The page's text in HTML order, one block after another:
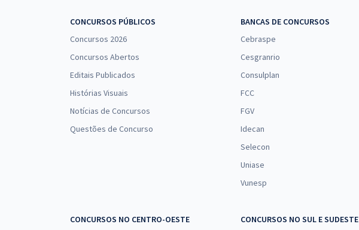
CONCURSOS PÚBLICOS
Concursos 2026
Concursos Abertos
Editais Publicados
Histórias Visuais
Notícias de Concursos
Questões de Concurso
BANCAS DE CONCURSOS
Cebraspe
Cesgranrio
Consulplan
FCC
FGV
Idecan
Selecon
Uniase
Vunesp
CONCURSOS NO CENTRO-OESTE
CONCURSOS NO SUL E SUDESTE